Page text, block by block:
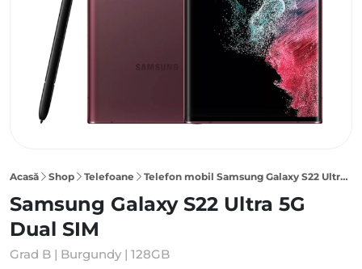
Acasă Shop Telefoane Telefon mobil Samsung Galaxy S22 Ultra 5G 128GB Dual SIM, Burgundy
Samsung Galaxy S22 Ultra 5G
Dual SIM
Grad B | Burgundy | 128GB